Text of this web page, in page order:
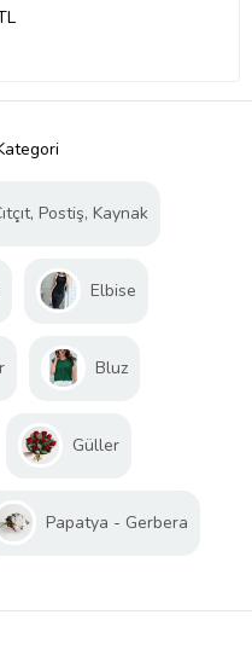
Postiş, Kaynak
Elbise
Bluz
Güller
Papatya - Gerbera